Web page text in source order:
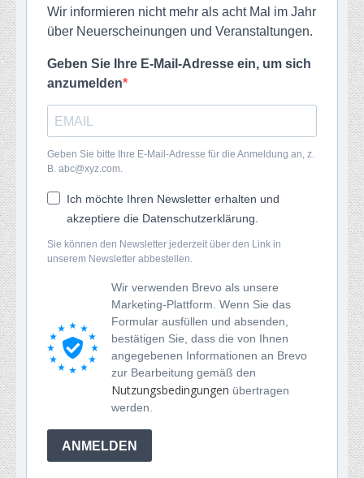
Wir informieren nicht mehr als acht Mal im Jahr
über Neuerscheinungen und Veranstaltungen.
Geben Sie Ihre E-Mail-Adresse ein, um sich
anzumelden
Geben Sie bitte Ihre E-Mail-Adresse für die Anmeldung an, z.
B. abc@xyz.com.
Ich möchte Ihren Newsletter erhalten und
akzeptiere die Datenschutzerklärung.
Sie können den Newsletter jederzeit über den Link in
unserem Newsletter abbestellen.
Wir verwenden Brevo als unsere
Marketing-Plattform. Wenn Sie das
Formular ausfüllen und absenden,
bestätigen Sie, dass die von Ihnen
angegebenen Informationen an Brevo
zur Bearbeitung gemäß den
Nutzungsbedingungen übertragen
werden.
ANMELDEN